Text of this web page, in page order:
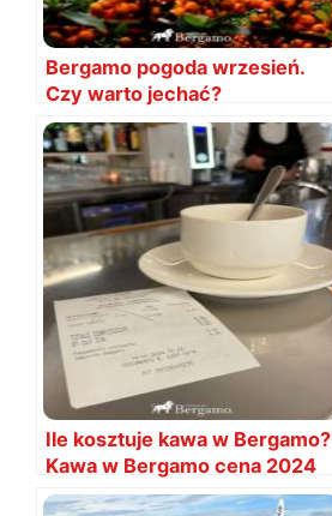
Bergamo pogoda wrzesień.
Czy warto jechać?
Temperatury
Ile kosztuje kawa w Bergamo?
Kawa w Bergamo cena 2024